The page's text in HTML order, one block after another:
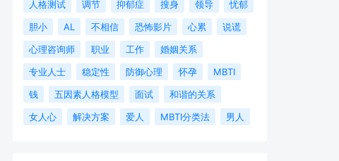
人格测试 调节 抑郁症 搜身 领导
忧郁
胆小
AL 不相信 恐怖影片 心累
说谎
心理咨询师
职业 工作
婚姻关系
专业人士
稳定性 防御心理 怀孕
MBTI
钱
五因素人格模型 面试
和谐的关系
女人心
解决方案 爱人 MBTI分类法 男人